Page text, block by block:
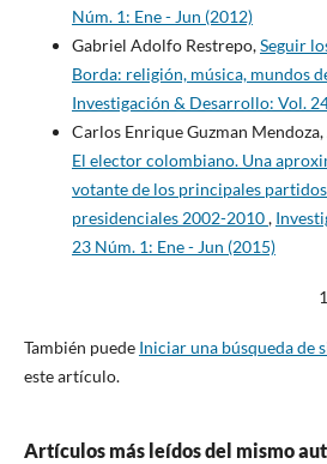
Núm. 1: Ene - Jun (2012)
Gabriel Adolfo Restrepo,Seguir
Borda: religión, música, mundos
Investigación & Desarrollo: Vol.
Carlos Enrique Guzman
El elector colombiano. Una
votante de los principales
presidenciales 2002-2010,
23 Núm. 1: Ene - Jun (2015)
También puede Iniciar una búsqueda de
este artículo.
Artículos más leídos del mismo